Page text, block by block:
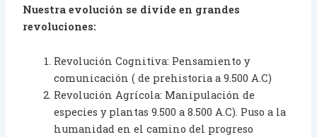
Nuestra evolución se divide en grandes
revoluciones:
Revolución Cognitiva: Pensamiento y
comunicación ( de prehistoria a 9.500 A.C)
Revolución Agrícola: Manipulación de
especies y plantas 9.500 a 8.500 A.C). Puso a la
humanidad en el camino del progreso